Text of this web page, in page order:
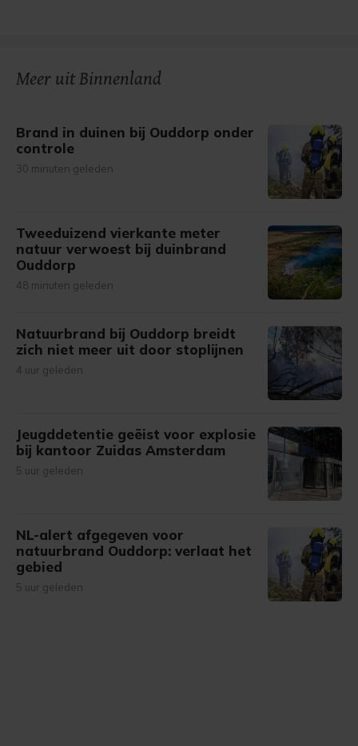
Meer uit Binnenland
Brand in duinen bij Ouddorp onder
controle
30 minuten geleden
Tweeduizend vierkante meter
natuur verwoest bij duinbrand
Ouddorp
48 minuten geleden
Natuurbrand bij Ouddorp breidt
zich niet meer uit door stoplijnen
4 uur geleden
Jeugddetentie geëist voor explosie
bij kantoor Zuidas Amsterdam
5 uur geleden
NL-alert afgegeven voor
natuurbrand Ouddorp: verlaat het
gebied
5 uur geleden